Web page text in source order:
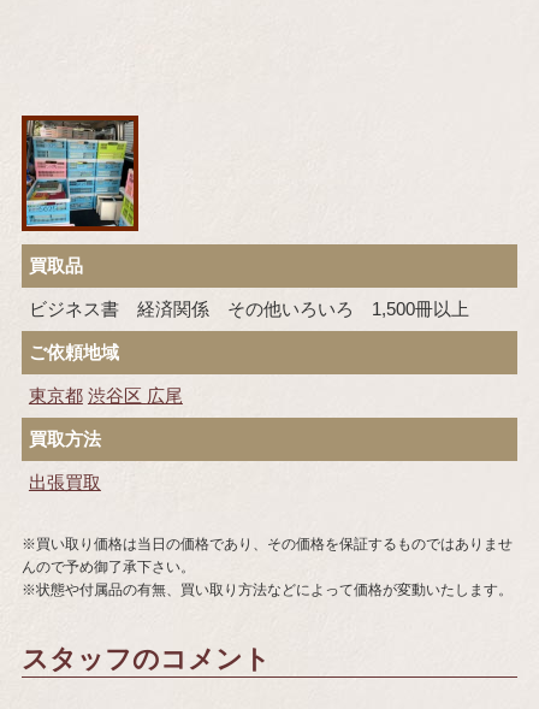
買取品
ビジネス書 経済関係 その他いろいろ 1,500冊以上
ご依頼地域
東京都 渋谷区 広尾
買取方法
出張買取
※買い取り価格は当日の価格であり、その価格を保証するものではありませ
んので予め御了承下さい。
※状態や付属品の有無、買い取り方法などによって価格が変動いたします。
スタッフのコメント